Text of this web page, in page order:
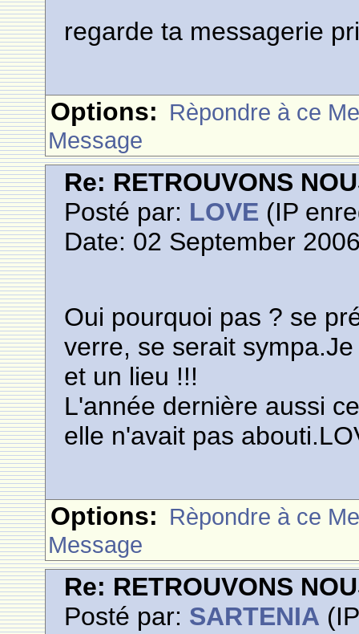
regarde ta messagerie
Options: Rèpondre à ce
Message
Re: RETROUVONS
Posté par: LOVE (IP
Date: 02 September
Oui pourquoi pas ? se
verre, se serait
et un lieu !!!
L'année dernière aussi
elle n'avait pas
Options: Rèpondre à ce
Message
Re: RETROUVONS
Posté par: SARTENIA